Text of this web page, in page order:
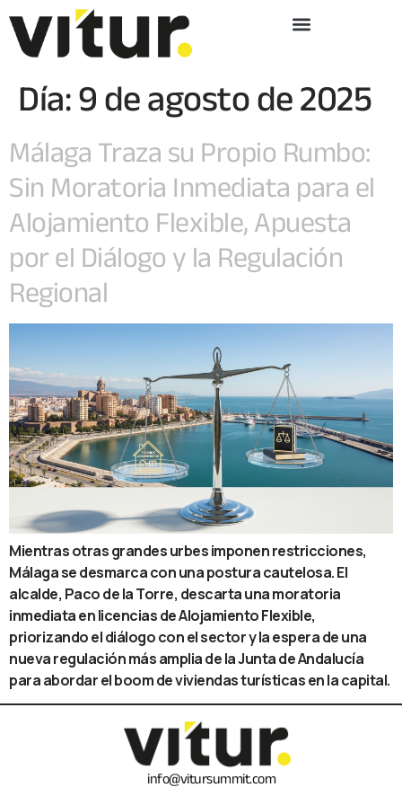
Día: 9 de agosto de 2025
Málaga Traza su Propio Rumbo:
Sin Moratoria Inmediata para el
Alojamiento Flexible, Apuesta
por el Diálogo y la Regulación
Regional
Mientras otras grandes urbes imponen restricciones,
Málaga se desmarca con una postura cautelosa. El
alcalde, Paco de la Torre, descarta una moratoria
inmediata en licencias de Alojamiento Flexible,
priorizando el diálogo con el sector y la espera de una
nueva regulación más amplia de la Junta de Andalucía
para abordar el boom de viviendas turísticas en la capital.
info@vitursummit.com